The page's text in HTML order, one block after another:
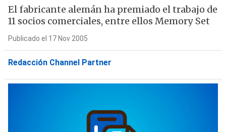
El fabricante alemán ha premiado el trabajo de
11 socios comerciales, entre ellos Memory Set
Publicado el 17 Nov 2005
Redacción Channel Partner